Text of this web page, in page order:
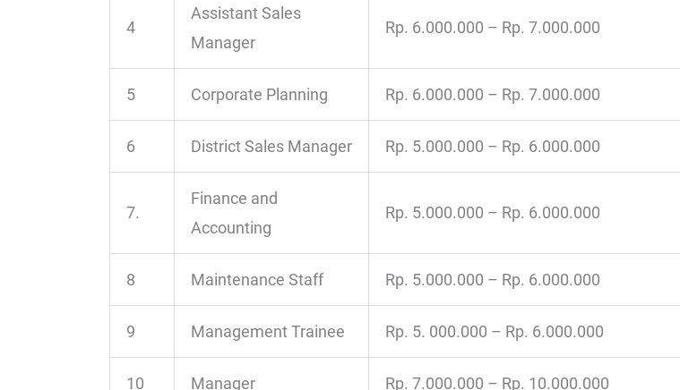
4
Assistant Sales
Manager
Rp. 6.000.000 – Rp. 7.000.000
5 Corporate Planning Rp. 6.000.000 – Rp. 7.000.000
6 District Sales Manager Rp. 5.000.000 – Rp. 6.000.000
7.
Finance and
Accounting
Rp. 5.000.000 – Rp. 6.000.000
8 Maintenance Staff Rp. 5.000.000 – Rp. 6.000.000
9 Management Trainee Rp. 5. 000.000 – Rp. 6.000.000
10 Manager Rp. 7.000.000 – Rp. 10.000.000